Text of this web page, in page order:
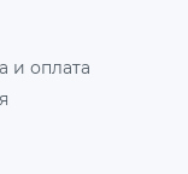
и оплата